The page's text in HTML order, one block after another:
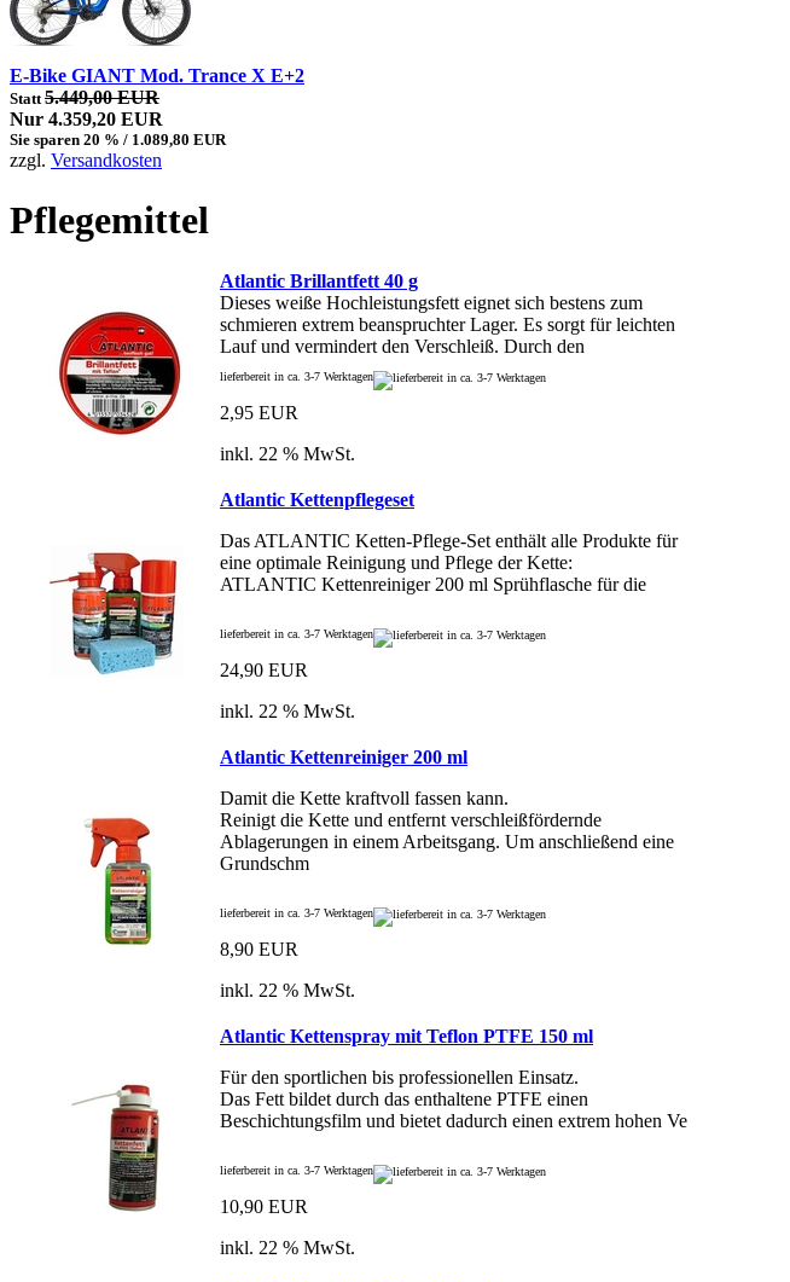
E-Bike GIANT Mod. Trance X E+2
Statt5.449,00 EUR
Nur 4.359,20 EUR
Sie sparen 20 % / 1.089,80 EUR
zzgl. Versandkosten
Pflegemittel
Atlantic Brillantfett 40 g
Dieses weiße Hochleistungsfett eignet sich bestens zum
schmieren extrem beanspruchter Lager. Es sorgt für leichten
Lauf und vermindert den Verschleiß. Durch den
lieferbereit in ca. 3-7 Werktagen
2,95 EUR
inkl. 22 % MwSt.
Atlantic Kettenpflegeset
Das ATLANTIC Ketten-Pflege-Set enthält alle Produkte für
eine optimale Reinigung und Pflege der Kette:
ATLANTIC Kettenreiniger 200 ml Sprühflasche für die
lieferbereit in ca. 3-7 Werktagen
24,90 EUR
inkl. 22 % MwSt.
Atlantic Kettenreiniger 200 ml
Damit die Kette kraftvoll fassen kann.
Reinigt die Kette und entfernt verschleißfördernde
Ablagerungen in einem Arbeitsgang. Um anschließend eine
Grundschm
lieferbereit in ca. 3-7 Werktagen
8,90 EUR
inkl. 22 % MwSt.
Atlantic Kettenspray mit Teflon PTFE 150 ml
Für den sportlichen bis professionellen Einsatz.
Das Fett bildet durch das enthaltene PTFE einen
Beschichtungsfilm und bietet dadurch einen extrem hohen Ve
lieferbereit in ca. 3-7 Werktagen
10,90 EUR
inkl. 22 % MwSt.